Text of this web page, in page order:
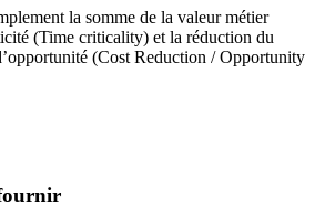
la somme de la valeur métier
(Time criticality) et la réduction du
(Cost Reduction / Opportunity